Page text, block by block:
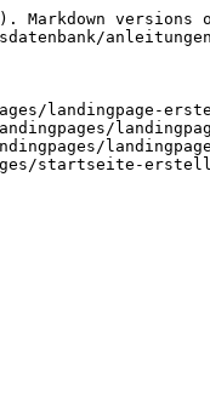
versions
landingpage-